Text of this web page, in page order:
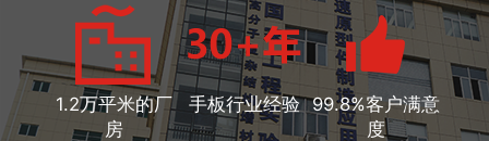
1.2万平米的厂
房
手板行业经验 99.8%客户满意
度